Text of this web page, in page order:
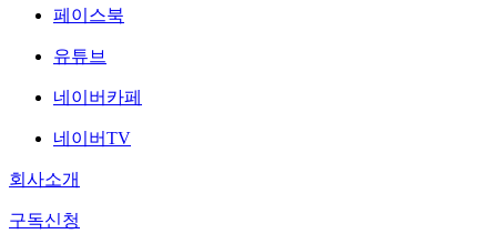
페이스북
유튜브
네이버카페
네이버TV
회사소개
구독신청